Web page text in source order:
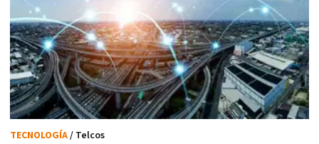
TECNOLOGÍA/ Telcos